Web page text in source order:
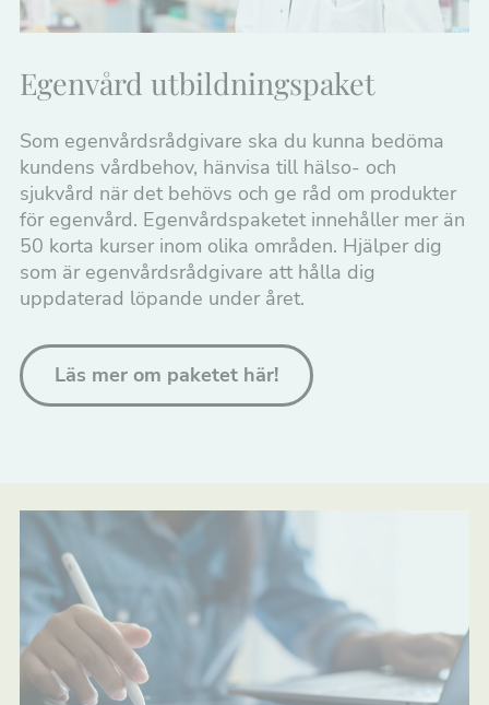
Egenvård utbildningspaket
Som egenvårdsrådgivare ska du kunna bedöma
kundens vårdbehov, hänvisa till hälso- och
sjukvård när det behövs och ge råd om produkter
för egenvård. Egenvårdspaketet innehåller mer än
50 korta kurser inom olika områden. Hjälper dig
som är egenvårdsrådgivare att hålla dig
uppdaterad löpande under året.
Läs mer om paketet här!